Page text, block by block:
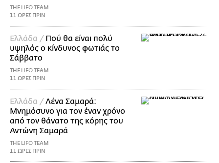
THE LIFO TEAM
11 ΩΡΕΣ ΠΡΙΝ
Ελλάδα / Πού θα είναι πολύ
υψηλός ο κίνδυνος φωτιάς το
Σάββατο
THE LIFO TEAM
11 ΩΡΕΣ ΠΡΙΝ
Ελλάδα /Λένα Σαμαρά:
Μνημόσυνο για τον έναν χρόνο
από τον θάνατο της κόρης του
Αντώνη Σαμαρά
THE LIFO TEAM
11 ΩΡΕΣ ΠΡΙΝ